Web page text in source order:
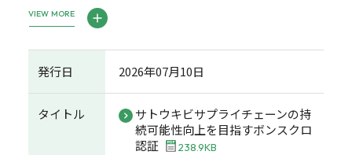
VIEW MORE
発行日 2026年07月10日
タイトル
サトウキビサプライチェーンの持
続可能性向上を目指すボンスクロ
認証
238.9KB